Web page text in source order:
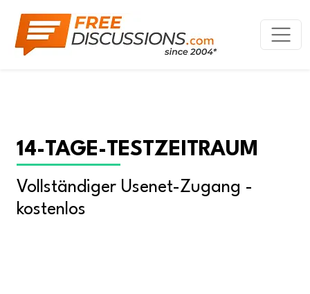
14-TAGE-TESTZEITRAUM
Vollständiger Usenet-Zugang -
kostenlos